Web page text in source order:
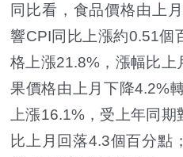
同比看，食品價格由上
響CPI同比上漲約0.51個
格上漲21.8%，漲幅比
果價格由上月下降4.2%
上漲16.1%，受上年同
比上月回落4.3個百分點